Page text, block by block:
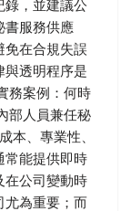
錄，並建議公
書服務供應
免在合規失誤
與透明程序是
務案例：何時
部人員兼任秘
本、專業性、
常能提供即時
在公司變動時
尤為重要；而